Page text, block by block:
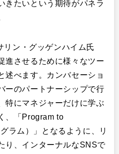
きたいという期待がパネラ
ン・グッゲンハイム氏
進させるために様々なツー
述べます。カンバセーショ
ーのパートナーシップで行
特にマネジャーだけに学ぶ
、「Program to
ラム）」となるように、リ
り、インターナルなSNSで